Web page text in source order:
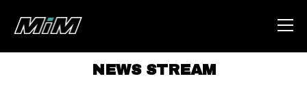
NEWS STREAM